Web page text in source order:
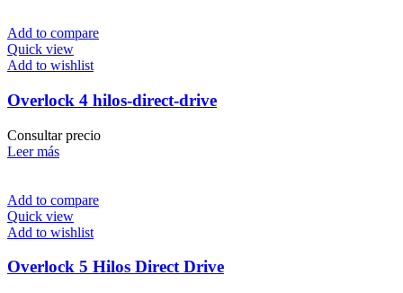
Add to compare
Quick view
Add to wishlist
Overlock 4 hilos-direct-drive
Consultar precio
Leer más
Add to compare
Quick view
Add to wishlist
Overlock 5 Hilos Direct Drive